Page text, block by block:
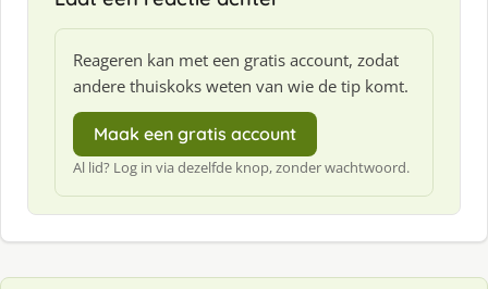
Reageren kan met een gratis account, zodat
andere thuiskoks weten van wie de tip komt.
Maak een gratis account
Al lid? Log in via dezelfde knop, zonder wachtwoord.